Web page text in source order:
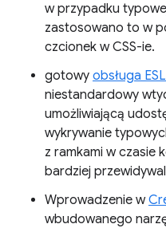
w przypadku
zastosowano to w
czcionek w CSS-ie.
gotowy obsługa
niestandardowy
umożliwiającą
wykrywanie
z ramkami w czasie
bardziej
Wprowadzenie w
wbudowanego